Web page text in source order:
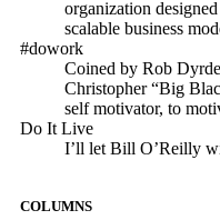
organization
scalable business
#dowork
Coined by Rob
Christopher “Big
self motivator, to
Do It Live
I’ll let Bill O’Reilly
COLUMNS